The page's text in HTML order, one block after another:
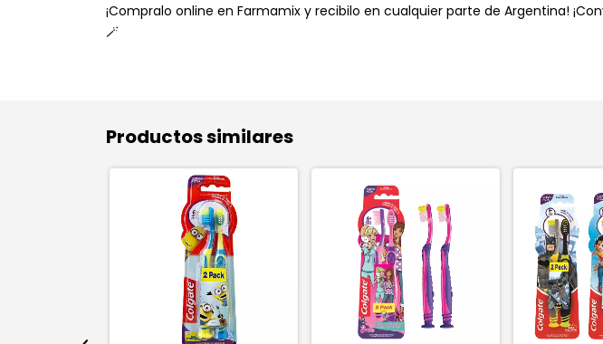
¡Compralo online en Farmamix y recibilo en cualquier parte de Argentina!
🪄
Productos similares